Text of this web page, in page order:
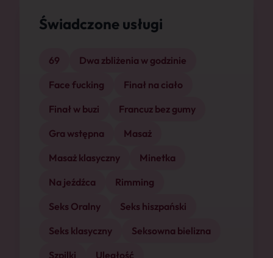
Świadczone usługi
69
Dwa zbliżenia w godzinie
Face fucking
Finał na ciało
Finał w buzi
Francuz bez gumy
Gra wstępna
Masaż
Masaż klasyczny
Minetka
Na jeźdźca
Rimming
Seks Oralny
Seks hiszpański
Seks klasyczny
Seksowna bielizna
Szpilki
Uległość